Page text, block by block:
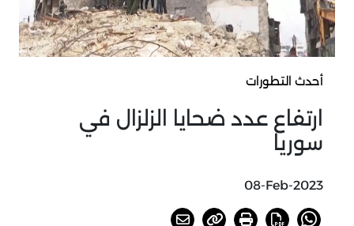
أحدث التطورات
ارتفاع عدد ضحايا الزلزال في
سوريا
08-Feb-2023